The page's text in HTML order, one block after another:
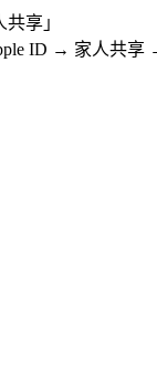
享」
ID → 家人共享